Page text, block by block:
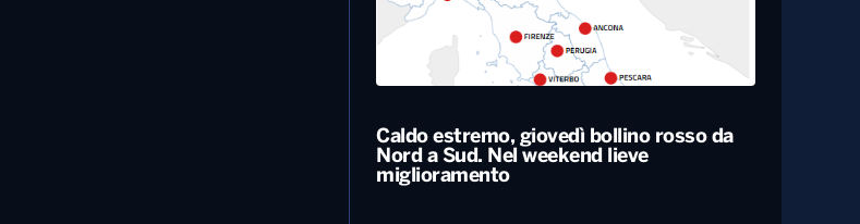
Caldo estremo, giovedì bollino rosso da
Nord a Sud. Nel weekend lieve
miglioramento